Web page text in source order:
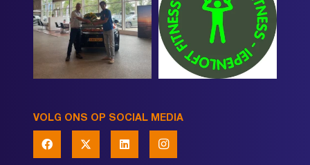
VOLG ONS OP SOCIAL MEDIA